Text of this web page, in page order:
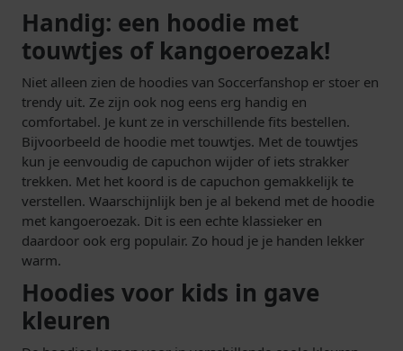
Handig: een hoodie met
touwtjes of kangoeroezak!
Niet alleen zien de hoodies van Soccerfanshop er stoer en
trendy uit. Ze zijn ook nog eens erg handig en
comfortabel. Je kunt ze in verschillende fits bestellen.
Bijvoorbeeld de hoodie met touwtjes. Met de touwtjes
kun je eenvoudig de capuchon wijder of iets strakker
trekken. Met het koord is de capuchon gemakkelijk te
verstellen. Waarschijnlijk ben je al bekend met de hoodie
met kangoeroezak. Dit is een echte klassieker en
daardoor ook erg populair. Zo houd je je handen lekker
warm.
Hoodies voor kids in gave
kleuren